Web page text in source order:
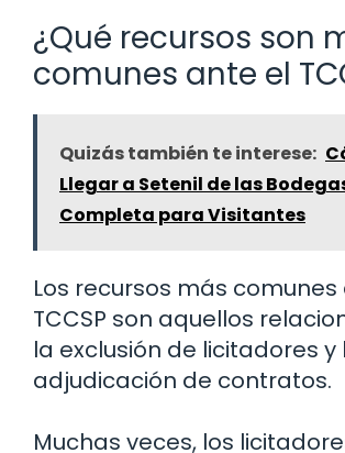
¿Qué recursos son
comunes ante el
Quizás también te interese:
Llegar a Setenil de las
Completa para Visitantes
Los recursos más
TCCSP son aquellos
la exclusión de licitadores y
adjudicación de contratos.
Muchas veces, los